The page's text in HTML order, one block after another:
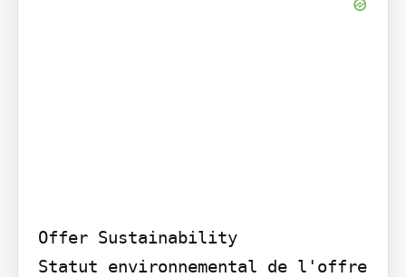
Offer Sustainability
Statut environnemental de l'offre